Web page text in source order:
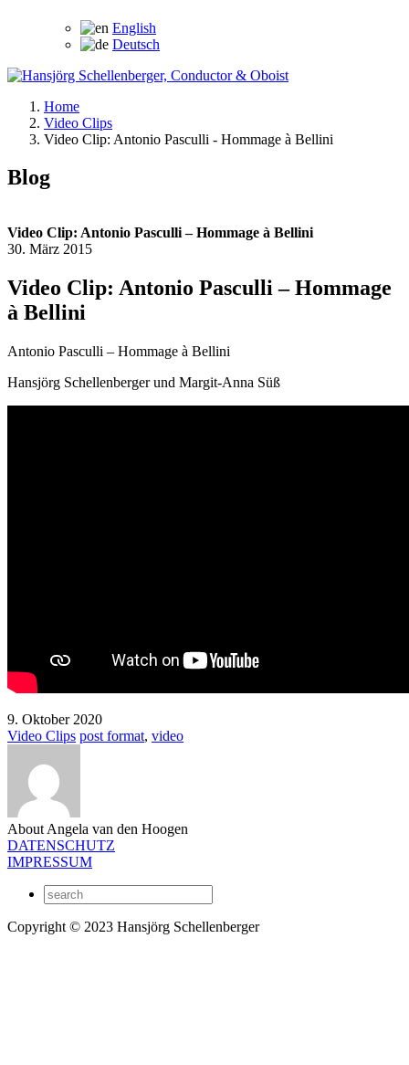
English
Deutsch
Home
Video Clips
Video Clip: Antonio Pasculli - Hommage à Bellini
Blog
Video Clip: Antonio Pasculli – Hommage à Bellini
30. März 2015
Video Clip: Antonio Pasculli – Hommage
à Bellini
Antonio Pasculli – Hommage à Bellini
Hansjörg Schellenberger und Margit-Anna Süß
9. Oktober 2020
Video Clips post format, video
About Angela van den Hoogen
DATENSCHUTZ
IMPRESSUM
Copyright © 2023 Hansjörg Schellenberger